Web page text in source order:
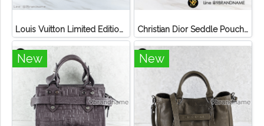
Louis Vuitton Limited Edition Monogram Canvas Sofia Coppola SC Bag Christian Dior Seddle Pouch Accessory Hand Bag
New New